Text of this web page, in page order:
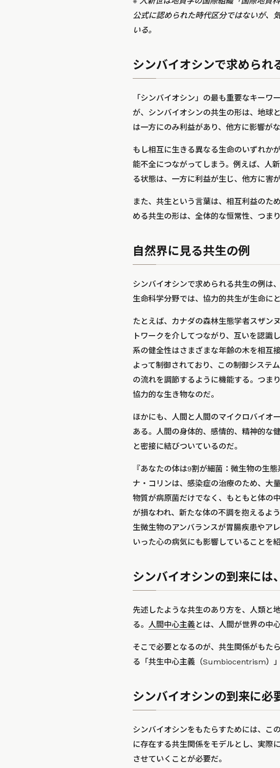
公式に認められた時代区分ではないが、
いる。
シンバイオシンで求められ
「シンバイオシン」の最も重要なキー
が、シンバイオシンの共生の形は、地球
は一方にのみ利益があり、他方に影響が
もし相互に生きる異なる生命のいずれか
能不全につながってしまう。例えば、人
る状態は、一方に利益が生じ、他方に害
また、共生という言葉は、相互利益のた
める共生の形は、全体的な恒常性、つま
自然界に見る共生の例
シンバイオシンで求められる共生の例は
生命科学分野では、協力的共生が生命に
たとえば、カナダの森林生態学者スザン
トワークを介してつながり、互いを認識
系の健全性はさまざまな年齢の木を相互
よって制御されており、この制御システ
の流れを調節するように機能する。つま
協力的な生き物なのだ。
ほかにも、人間と人間のマイクロバイオ
ある。人間の身体的、感情的、精神的な
と密接に結びついているのだ。
『あなたの体は9割が細菌：微生物の生
ナ・コリンは、感染症の治療のため、大
物質が病原菌だけでなく、もともと体の
が損なわれ、新たな体の不調を抱えるよ
生微生物のアンバランスが胃腸疾患やア
いった心の病気にも影響していることを
シンバイオシンの到来には
先述したような共生のあり方を、人類と
る。 人間中心主義とは、人間が世界の中
そこで必要となるのが、共生関係がもた
る「共生中心主義（Sumbiocentrism）
シンバイオシンの到来に必
シンバイオシンをもたらすためには、こ
に存在する共生関係をモデルとし、実際
させていくことが必要だ。